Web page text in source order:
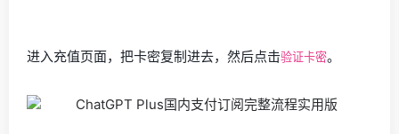
进入充值页面，把卡密复制进去，然后点击验证卡密。